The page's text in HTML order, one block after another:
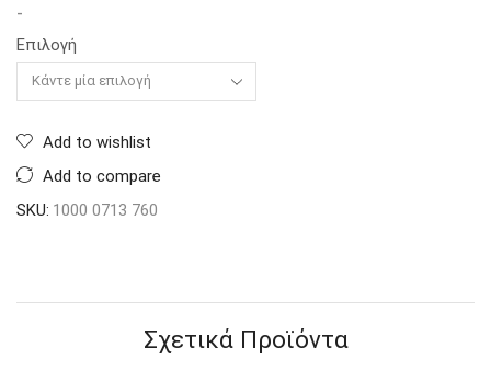
-
Επιλογή
Add to wishlist
Add to compare
SKU: 1000 0713 760
Σχετικά Προϊόντα